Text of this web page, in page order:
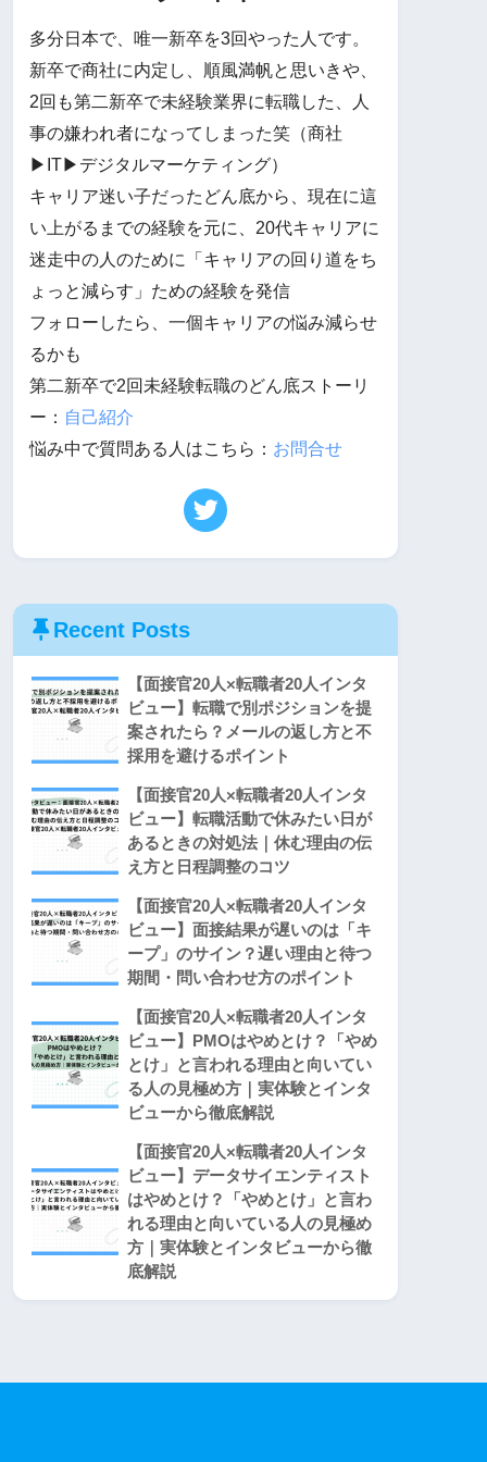
多分日本で、唯一新卒を3回やった人です。
新卒で商社に内定し、順風満帆と思いきや、
2回も第二新卒で未経験業界に転職した、人
事の嫌われ者になってしまった笑（商社
▶︎IT▶︎デジタルマーケティング）
キャリア迷い子だったどん底から、現在に這
い上がるまでの経験を元に、20代キャリアに
迷走中の人のために「キャリアの回り道をち
ょっと減らす」ための経験を発信
フォローしたら、一個キャリアの悩み減らせ
るかも
第二新卒で2回未経験転職のどん底ストーリ
ー： 自己紹介
悩み中で質問ある人はこちら： お問合せ
Recent Posts
【面接官20人×転職者20人インタ
ビュー】転職で別ポジションを提
案されたら？メールの返し方と不
採用を避けるポイント
【面接官20人×転職者20人インタ
ビュー】転職活動で休みたい日が
あるときの対処法｜休む理由の伝
え方と日程調整のコツ
【面接官20人×転職者20人インタ
ビュー】面接結果が遅いのは「キ
ープ」のサイン？遅い理由と待つ
期間・問い合わせ方のポイント
【面接官20人×転職者20人インタ
ビュー】PMOはやめとけ？「やめ
とけ」と言われる理由と向いてい
る人の見極め方｜実体験とインタ
ビューから徹底解説
【面接官20人×転職者20人インタ
ビュー】データサイエンティスト
はやめとけ？「やめとけ」と言わ
れる理由と向いている人の見極め
方｜実体験とインタビューから徹
底解説